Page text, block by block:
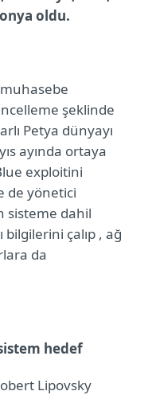
oldu.
şeklinde
Petya dünyayı
ayında ortaya
exploitini
de yönetici
sisteme dahil
çalıp , ağ
da
hedef
Lipovsky